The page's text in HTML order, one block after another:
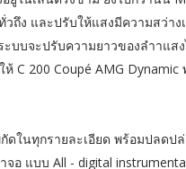
วถึง และปรับให้แสงมีความสว่
ะบบจะปรับความยาวของลำาแ
C 200 Coupé AMG
ดในทุกรายละเอียด พร้อมปลด
แบบ All - digital